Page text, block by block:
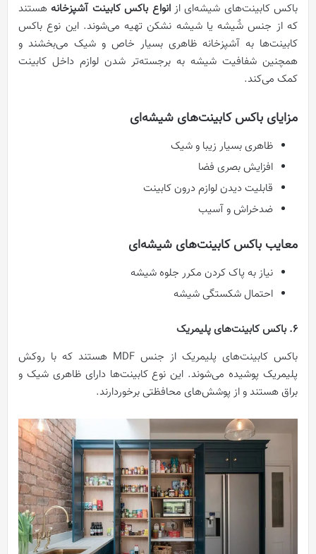
باکس کابینت‌های شیشه‌ای ازانواع باکس کابینت آشپزخانه هستند
که از جنس شٌیشه یا شیشه نشکن تهیه می‌شوند. این نوع باکس
کابینت‌ها به آشپزخانه ظاهری بسیار خاص و شیک می‌بخشند و
همچنین شفافیت شیشه به برجسته‌‌تر شدن لوازم داخل کابینت
کمک می‌کند.
مزایای باکس کابینت‌های شیشه‌ای
ظاهری بسیار زیبا و شیک
افزایش بصری فضا
قابلیت دیدن لوازم درون کابینت
ضدخراش و آسیب
معایب باکس کابینت‌های شیشه‌ای
نیاز به پاک کردن مکرر جلوه شیشه
احتمال شکستگی شیشه
6. باکس کابینت‌های پلیمریک
باکس کابینت‌های پلیمریک از جنس MDF هستند که با روکش
پلیمریک پوشیده می‌شوند. این نوع کابینت‌ها دارای ظاهری شیک و
براق هستند و از پوشش‌‌های محافظتی برخوردارند.